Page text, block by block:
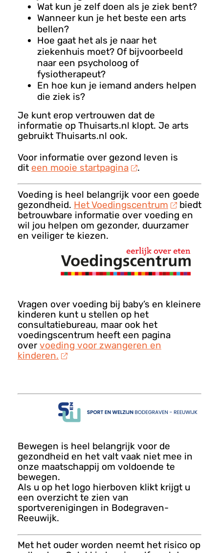
Wat kun je zelf doen als je ziek bent?
Wanneer kun je het beste een arts
bellen?
Hoe gaat het als je naar het
ziekenhuis moet? Of bijvoorbeeld
naar een psycholoog of
fysiotherapeut?
En hoe kun je iemand anders helpen
die ziek is?
Je kunt erop vertrouwen dat de
informatie op Thuisarts.nl klopt. Je arts
gebruikt Thuisarts.nl ook.
Voor informatie over gezond leven is
dit een mooie startpagina .
Voeding is heel belangrijk voor een goede
gezondheid. Het Voedingscentrum
biedt
betrouwbare informatie over voeding en
wil jou helpen om gezonder, duurzamer
en veiliger te kiezen.
Vragen over voeding bij baby’s en kleinere
kinderen kunt u stellen op het
consultatiebureau, maar ook het
voedingscentrum heeft een pagina
over voeding voor zwangeren en
kinderen.
Bewegen is heel belangrijk voor de
gezondheid en het valt vaak niet mee in
onze maatschappij om voldoende te
bewegen.
Als u op het logo hierboven klikt krijgt u
een overzicht te zien van
sportverenigingen in Bodegraven-
Reeuwijk.
Met het ouder worden neemt het risico op